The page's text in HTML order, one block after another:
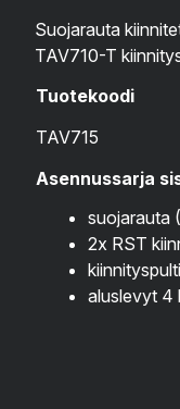
Suojarauta
TAV710-T
Tuotekoodi
TAV715
Asennussarja
suojarauta
2x RST
aluslevyt 4